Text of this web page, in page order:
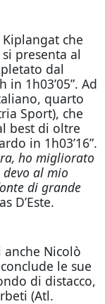
Kiplangat che
presenta al
dal
1h03’05”. Ad
quarto
Sport), che
best di oltre
in 1h03’16”.
ho migliorato
al mio
di grande
D’Este.
Nicolò
le sue
di distacco,
(Atl.